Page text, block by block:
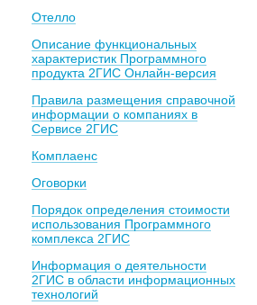
Отелло
Описание функциональных
характеристик Программного
продукта 2ГИС Онлайн-версия
Правила размещения справочной
информации о компаниях в
Сервисе 2ГИС
Комплаенс
Оговорки
Порядок определения стоимости
использования Программного
комплекса 2ГИС
Информация о деятельности
2ГИС в области информационных
технологий